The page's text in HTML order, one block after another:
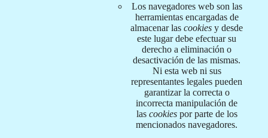
Los navegadores web son las
herramientas encargadas de
almacenar las cookies y desde
este lugar debe efectuar su
derecho a eliminación o
desactivación de las mismas.
Ni esta web ni sus
representantes legales pueden
garantizar la correcta o
incorrecta manipulación de
las cookiespor parte de los
mencionados navegadores.